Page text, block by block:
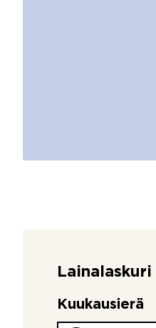
Lainalaskuri
Kuukausierä